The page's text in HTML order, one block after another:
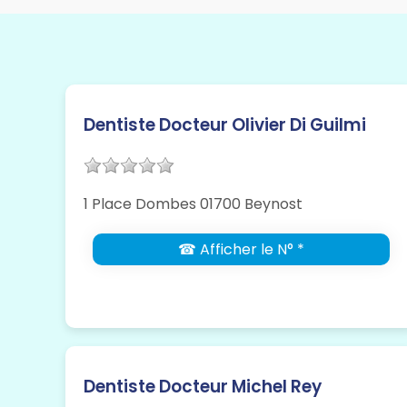
Dentiste Docteur Olivier Di Guilmi
1 Place Dombes 01700 Beynost
☎ Afficher le N° *
Dentiste Docteur Michel Rey